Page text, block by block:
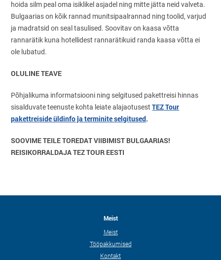
hoida silm peal oma isiklikel asjadel ning mitte jätta neid valveta.
Bulgaarias on kõik rannad munitsipaalrannad ning toolid, varjud
ja madratsid on seal tasulised. Soovitav on kaasa võtta
rannarätik kuna hotellidest rannarätikuid randa kaasa võtta ei
ole lubatud.
OLULINE TEAVE
Põhjalikuma informatsiooni ning selgitused pakettreisi hinnas
sisalduvate teenuste kohta leiate alajaotusestTEZ Tour
pakettreiside üldinfo ja terminite selgitused.
SOOVIME TEILE TOREDAT VIIBIMIST BULGAARIAS!
REISIKORRALDAJA TEZ TOUR EESTI
Meist
Meist
Tööpakkumised
Kontakt